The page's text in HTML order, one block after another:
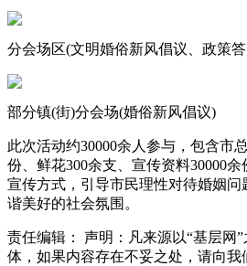
分会场区(文明婚俗新风倡议、政策
部分镇(街)分会场(婚俗新风倡议)
此次活动约30000余人参与，包含市
份、鲜花300余支、宣传资料30000
宣传方式，引导市民理性对待婚姻
谐美好的社会氛围。
责任编辑：
声明：凡来源以“基层网
体，如果内容存在不妥之处，请向我